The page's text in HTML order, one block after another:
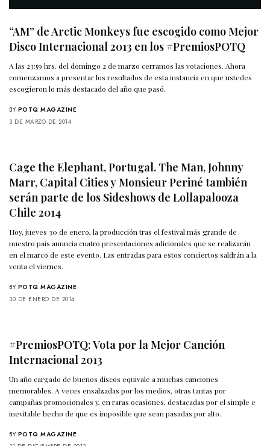
“AM” de Arctic Monkeys fue escogido como Mejor
Disco Internacional 2013 en los #PremiosPOTQ
A las 23:59 hrs. del domingo 2 de marzo cerramos las votaciones. Ahora
comenzamos a presentar los resultados de esta instancia en que ustedes
escogieron lo más destacado del año que pasó.
BY POTQ MAGAZINE
3 DE MARZO DE 2014
Cage the Elephant, Portugal. The Man, Johnny
Marr, Capital Cities y Monsieur Periné también
serán parte de los Sideshows de Lollapalooza
Chile 2014
Hoy, jueves 30 de enero, la producción tras el festival más grande de
nuestro país anuncia cuatro presentaciones adicionales que se realizarán
en el marco de este evento. Las entradas para estos conciertos saldrán a la
venta el viernes.
BY POTQ MAGAZINE
30 DE ENERO DE 2014
#PremiosPOTQ: Vota por la Mejor Canción
Internacional 2013
Un año cargado de buenos discos equivale a muchas canciones
memorables. A veces ensalzadas por los medios, otras tantas por
campañas promocionales y, en raras ocasiones, destacadas por el simple e
inevitable hecho de que es imposible que sean pasadas por alto.
BY POTQ MAGAZINE